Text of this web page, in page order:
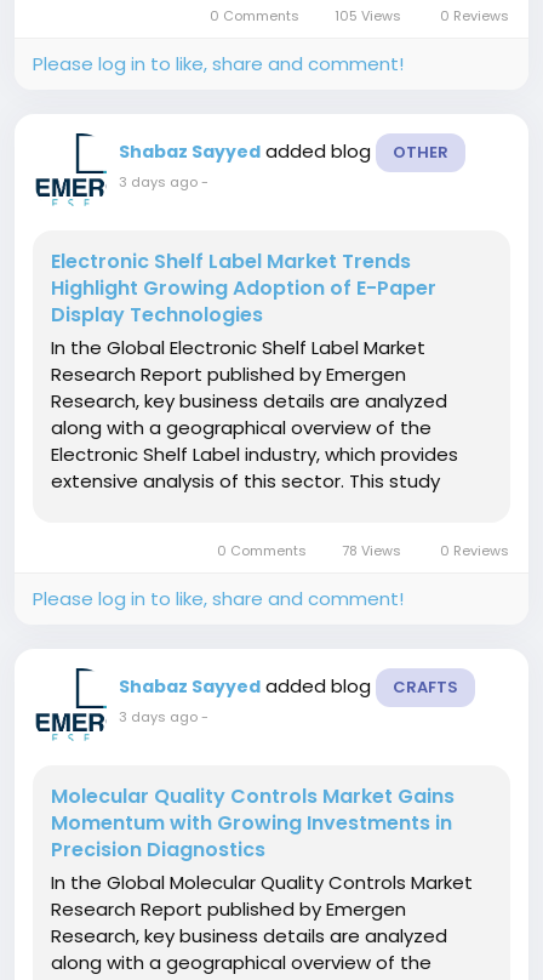
threats, and challenges. The...
0 Comments 105 Views 0 Reviews
Please log in to like, share and comment!
Shabaz Sayyed added blog OTHER
3 days ago-
Electronic Shelf Label Market Trends
Highlight Growing Adoption of E-Paper
Display Technologies
In the Global Electronic Shelf Label Market
Research Report published by Emergen
Research, key business details are analyzed
along with a geographical overview of the
Electronic Shelf Label industry, which provides
extensive analysis of this sector. This study
quantitative perspective as well as...
0 Comments 78 Views 0 Reviews
Please log in to like, share and comment!
Shabaz Sayyed added blog CRAFTS
3 days ago-
Molecular Quality Controls Market Gains
Momentum with Growing Investments in
Precision Diagnostics
In the Global Molecular Quality Controls Market
Research Report published by Emergen
Research, key business details are analyzed
along with a geographical overview of the